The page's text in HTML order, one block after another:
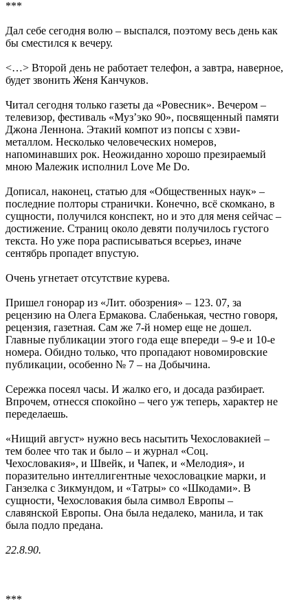
***
Дал себе сегодня волю – выспался, поэтому весь день как
бы сместился к вечеру.
<…> Второй день не работает телефон, а завтра, наверное,
будет звонить Женя Канчуков.
Читал сегодня только газеты да «Ровесник». Вечером –
телевизор, фестиваль «Муз’эко 90», посвященный памяти
Джона Леннона. Этакий компот из попсы с хэви-
металлом. Несколько человеческих номеров,
напоминавших рок. Неожиданно хорошо презираемый
мною Малежик исполнил Love Me Do.
Дописал, наконец, статью для «Общественных наук» –
последние полторы странички. Конечно, всё скомкано, в
сущности, получился конспект, но и это для меня сейчас –
достижение. Страниц около девяти получилось густого
текста. Но уже пора расписываться всерьез, иначе
сентябрь пропадет впустую.
Очень угнетает отсутствие курева.
Пришел гонорар из «Лит. обозрения» – 123. 07, за
рецензию на Олега Ермакова. Слабенькая, честно говоря,
рецензия, газетная. Сам же 7-й номер еще не дошел.
Главные публикации этого года еще впереди – 9-е и 10-е
номера. Обидно только, что пропадают новомировские
публикации, особенно № 7 – на Добычина.
Сережка посеял часы. И жалко его, и досада разбирает.
Впрочем, отнесся спокойно – чего уж теперь, характер не
переделаешь.
«Нищий август» нужно весь насытить Чехословакией –
тем более что так и было – и журнал «Соц.
Чехословакия», и Швейк, и Чапек, и «Мелодия», и
поразительно интеллигентные чехословацкие марки, и
Ганзелка с Зикмундом, и «Татры» со «Шкодами». В
сущности, Чехословакия была символ Европы –
славянской Европы. Она была недалеко, манила, и так
была подло предана.
22.8.90.
***